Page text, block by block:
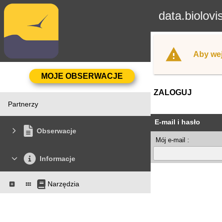
Partnerzy
Obserwacje
Informacje
Narzędzia
Aby
ZALOGUJ
E-mail i hasło
Mój e-mail :